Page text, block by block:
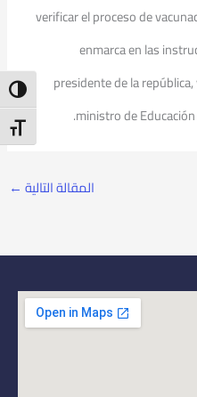
verificar el proceso de
enmarca en las
presidente de la
ministro de
المقالة التالية ←